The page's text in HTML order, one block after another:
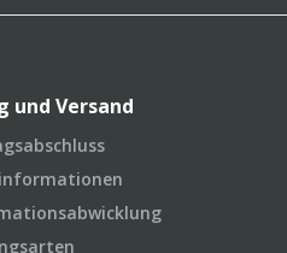
und Versand